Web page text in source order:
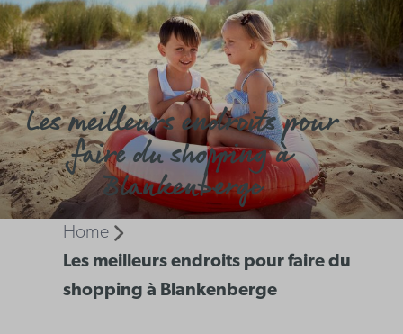
Les meilleurs endroits pour
faire du shopping à
Blankenberge
Home
Les meilleurs endroits pour faire du
shopping à Blankenberge